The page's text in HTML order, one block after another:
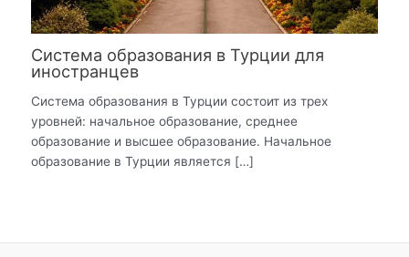
Система образования в Турции для
иностранцев
Система образования в Турции состоит из трех
уровней: начальное образование, среднее
образование и высшее образование. Начальное
образование в Турции является […]